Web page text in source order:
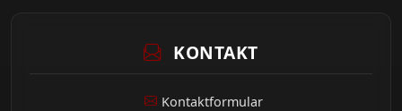
KONTAKT
Kontaktformular